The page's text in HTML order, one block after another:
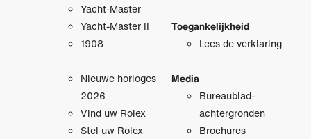
Yacht-Master
Yacht-Master II
1908
Nieuwe horloges
2026
Vind uw Rolex
Stel uw Rolex
Toegankelijkheid
Lees de verklaring
Media
Bureaublad­
achtergronden
Brochures